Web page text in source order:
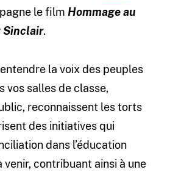
le film Hommage au
Sinclair.
la voix des peuples
vos salles de classe,
reconnaissent les torts
des initiatives qui
dans l’éducation
venir, contribuant ainsi à une